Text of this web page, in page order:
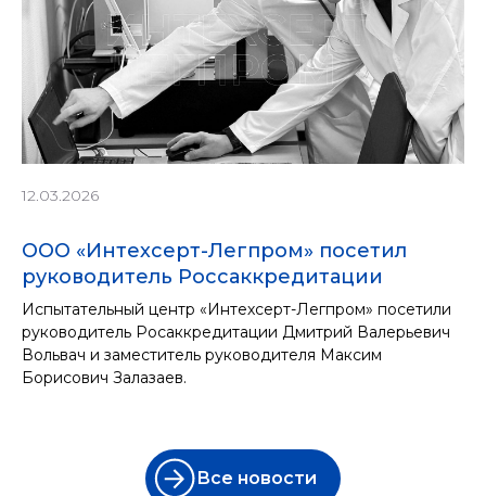
12.03.2026
ООО «Интехсерт-Легпром» посетил
руководитель Россаккредитации
Испытательный центр «Интехсерт-Легпром» посетили
руководитель Росаккредитации Дмитрий Валерьевич
Вольвач и заместитель руководителя Максим
Борисович Залазаев.
Все новости